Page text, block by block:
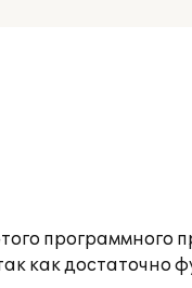
программного
как достаточно